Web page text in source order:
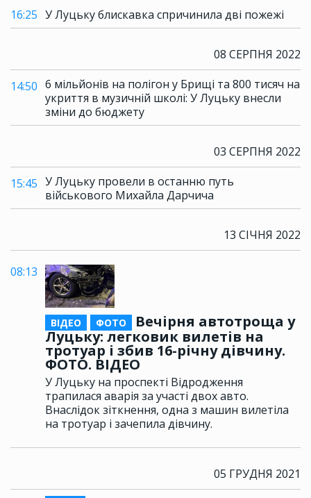
16:25 У Луцьку блискавка спричинила дві пожежі
08 СЕРПНЯ 2022
14:50 6 мільйонів на полігон у Брищі та 800 тисяч на
укриття в музичній школі: У Луцьку внесли
зміни до бюджету
03 СЕРПНЯ 2022
15:45 У Луцьку провели в останню путь
військового Михайла Дарчича
13 СІЧНЯ 2022
08:13
ВІДЕО ФОТО
Вечірня автотроща у
Луцьку: легковик вилетів на
тротуар і збив 16-річну дівчину.
ФОТО. ВІДЕО
У Луцьку на проспекті Відродження
трапилася аварія за участі двох авто.
Внаслідок зіткнення, одна з машин вилетіла
на тротуар і зачепила дівчину.
05 ГРУДНЯ 2021